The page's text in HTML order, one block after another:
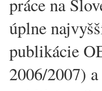
úplne
publikácie
2006/2007)